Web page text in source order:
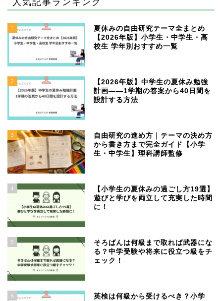
1
夏休みの自由研究テーマ全まとめ
【2026年版】小学生・中学生・高
校生 学年別おすすめ一覧
2
【2026年版】中学生の夏休み勉強
計画——1学期の答案から40日間を
設計する方法
3
自由研究の進め方｜テーマの決め方
から書き方まで完全ガイド【小学
生・中学生】理科講師監修
4
【小学生の夏休みの過ごし方19選】
遊びと学びを両立して充実した時間
に！
5
そろばんは何級まで取れば武器にな
る？中学受験や将来に役立つ級をチ
ェック！
6
英検は何級から受けるべき？小学